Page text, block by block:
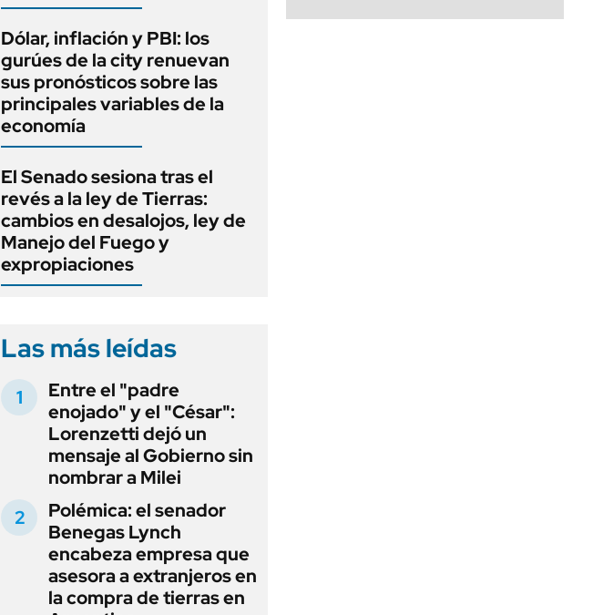
Dólar, inflación y PBI: los
gurúes de la city renuevan
sus pronósticos sobre las
principales variables de la
economía
El Senado sesiona tras el
revés a la ley de Tierras:
cambios en desalojos, ley de
Manejo del Fuego y
expropiaciones
Las más leídas
Entre el "padre
enojado" y el "César":
Lorenzetti dejó un
mensaje al Gobierno sin
nombrar a Milei
Polémica: el senador
Benegas Lynch
encabeza empresa que
asesora a extranjeros en
la compra de tierras en